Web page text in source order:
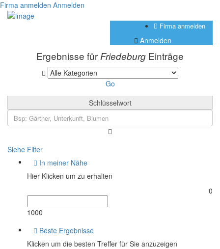
Firma anmelden Anmelden
Firma anmelden
Anmelden
Ergebnisse fürFriedeburg Einträge
Go
Schlüsselwort
Siehe Filter
In meiner Nähe
Hier Klicken um zu erhalten
0
1000
Beste Ergebnisse
Klicken um die besten Treffer für Sie anzuzeigen